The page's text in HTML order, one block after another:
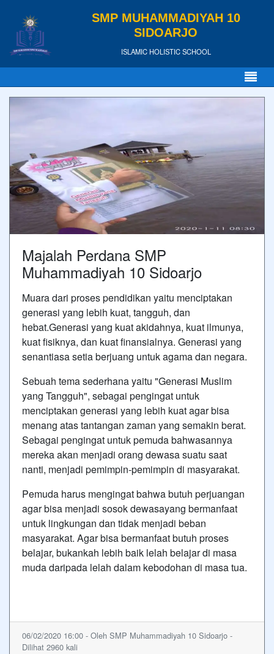
SMP MUHAMMADIYAH 10
SIDOARJO
ISLAMIC HOLISTIC SCHOOL
Majalah Perdana SMP
Muhammadiyah 10 Sidoarjo
Muara dari proses pendidikan yaitu menciptakan
generasi yang lebih kuat, tangguh, dan
hebat.Generasi yang kuat akidahnya, kuat ilmunya,
kuat fisiknya, dan kuat finansialnya. Generasi yang
senantiasa setia berjuang untuk agama dan negara.
Sebuah tema sederhana yaitu "Generasi Muslim
yang Tangguh", sebagai pengingat untuk
menciptakan generasi yang lebih kuat agar bisa
menang atas tantangan zaman yang semakin berat.
Sebagai pengingat untuk pemuda bahwasannya
mereka akan menjadi orang dewasa suatu saat
nanti, menjadi pemimpin-pemimpin di masyarakat.
Pemuda harus mengingat bahwa butuh perjuangan
agar bisa menjadi sosok dewasayang bermanfaat
untuk lingkungan dan tidak menjadi beban
masyarakat. Agar bisa bermanfaat butuh proses
belajar, bukankah lebih baik lelah belajar di masa
muda daripada lelah dalam kebodohan di masa tua.
06/02/2020 16:00 - Oleh SMP Muhammadiyah 10 Sidoarjo -
Dilihat 2960 kali